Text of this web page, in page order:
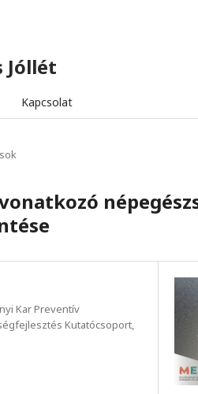
Jóllét
Kapcsolat
Kar Preventív
Kutatócsoport,